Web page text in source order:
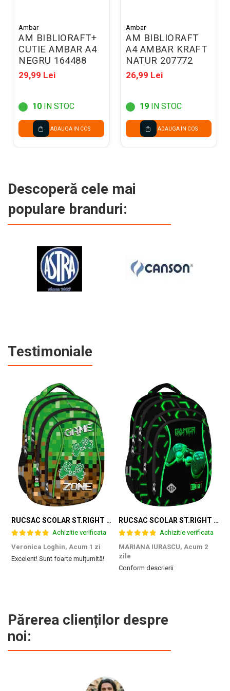
Ambar
AM BIBLIORAFT+
CUTIE AMBAR A4
NEGRU 164488
29,99 Lei
10 IN STOC
ADAUGA IN COS
Ambar
AM BIBLIORAFT
A4 AMBAR KRAFT
NATUR 207772
26,99 Lei
19 IN STOC
ADAUGA IN COS
Descoperă cele mai
populare branduri:
Testimoniale
RUCSAC SCOLAR ST.RIGHT 4 COMPARTIMENTE BP-04 GAME ZONE 698187
Achizitie verificata
Veronica Loghin, Acum 1 zi
Excelent! Sunt foarte mulțumită!
RUCSAC SCOLAR ST.RIGHT 4 COMPARTIMENTE BP-04 GREEN LEVEL 301339
Achizitie verificata
MARIANA IURASCU, Acum 2
zile
Conform descrierii
Părerea clienților despre
noi: